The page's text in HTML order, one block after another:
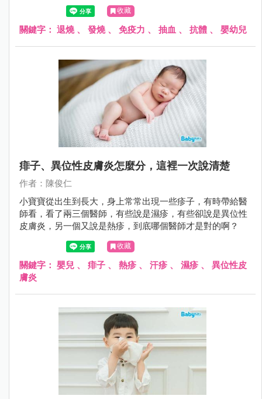
流感疫苗以後，隨機分成兩組，一組四到六小時吃退燒藥，
一組完全都不吃退燒藥，之後抽血檢驗身體產生的抗體量，
發現不管有沒有吃退燒藥，兩組兒童產生的抗體數量並沒有
收藏
關鍵字： 退燒、 發燒、 免疫力 、 抽血 、 抗體 、 嬰幼兒
痱子、異位性皮膚炎怎麼分，這裡一次說清楚
作者：陳俊仁
小寶寶從出生到長大，身上常常出現一些疹子，有時帶給醫
師看，看了兩三個醫師，有些說是濕疹，有些卻說是異位性
皮膚炎，另一個又說是熱疹，到底哪個醫師才是對的啊？
收藏
關鍵字： 嬰兒 、 痱子 、 熱疹 、 汗疹 、 濕疹 、 異位性皮
膚炎